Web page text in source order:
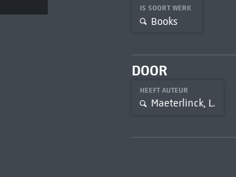
IS SOORT WERK
Books
DOOR
HEEFT AUTEUR
Maeterlinck, L.